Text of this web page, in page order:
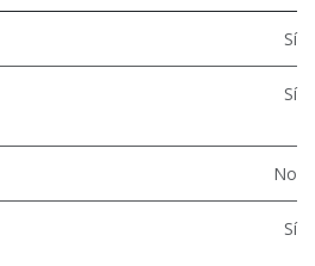
Sí
Sí
No
Sí